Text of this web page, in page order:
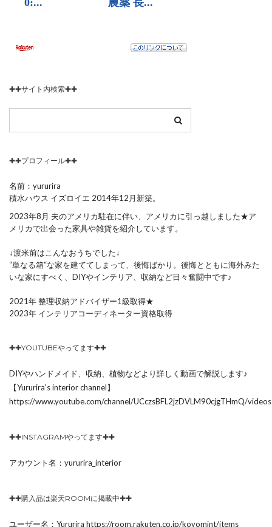
✚✚サイト内検索✚✚
✚✚プロフィール✚✚
名前：yururira
積水ハウス イズロイエ 2014年12月新築。
2023年8月 夫のアメリカ駐在に伴い、アメリカに引っ越しました★ア
メリカで出会った家具や雑貨を紹介しています。
↓渡米前はこんなおうちでした↓
“単なる箱“な家を建ててしまって、後悔ばかり。後悔とともに海外みた
いな家にすべく、DIYやインテリア、収納など日々奮闘中です♪
2021年 整理収納アドバイザー1級取得★
2023年 インテリアコーディネーター資格取得
✚✚YOUTUBEやってます✚✚
DIYやハンドメイド、収納、植物などより詳しく動画で解説します♪
【Yururira's interior channel】
https://www.youtube.com/channel/UCczsBFL2jzDVLM90cjgTHmQ/videos
✚✚INSTAGRAMやってます✚✚
アカウント名：yururira_interior
✚✚購入品は楽天ROOMに掲載中✚✚
ユーザー名：Yururira https://room.rakuten.co.jp/koyomint/items